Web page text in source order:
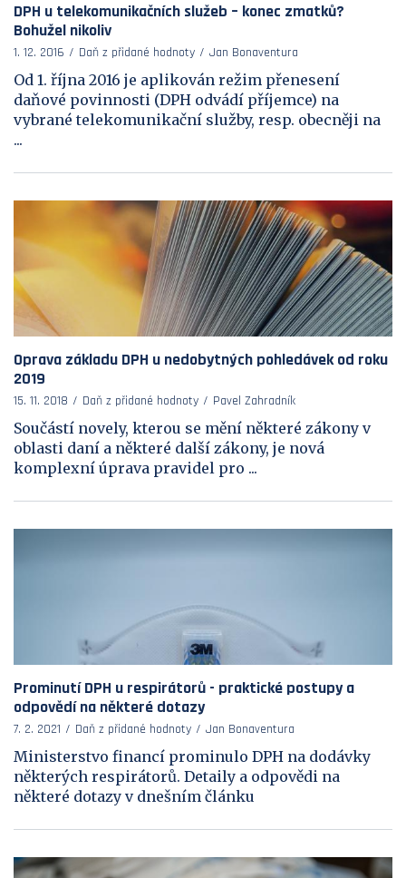
DPH u telekomunikačních služeb – konec zmatků?
Bohužel nikoliv
1. 12. 2016 Daň z přidané hodnoty Jan Bonaventura
Od 1. října 2016 je aplikován režim přenesení
daňové povinnosti (DPH odvádí příjemce) na
vybrané telekomunikační služby, resp. obecněji na
...
Oprava základu DPH u nedobytných pohledávek od roku
2019
15. 11. 2018 Daň z přidané hodnoty Pavel Zahradník
Součástí novely, kterou se mění některé zákony v
oblasti daní a některé další zákony, je nová
komplexní úprava pravidel pro ...
Prominutí DPH u respirátorů - praktické postupy a
odpovědí na některé dotazy
7. 2. 2021 Daň z přidané hodnoty Jan Bonaventura
Ministerstvo financí prominulo DPH na dodávky
některých respirátorů. Detaily a odpovědi na
některé dotazy v dnešním článku